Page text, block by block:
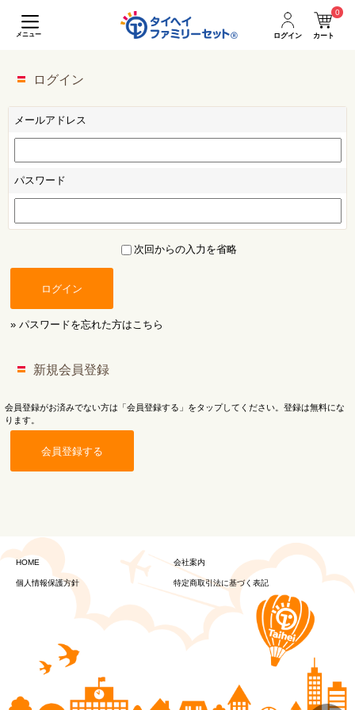
メニュー ログイン カート
0
ログイン
メールアドレス
パスワード
次回からの入力を省略
ログイン
» パスワードを忘れた方はこちら
新規会員登録
会員登録がお済みでない方は「会員登録する」をタップしてください。登録は無料にな
ります。
会員登録する
HOME 会社案内
個人情報保護方針 特定商取引法に基づく表記